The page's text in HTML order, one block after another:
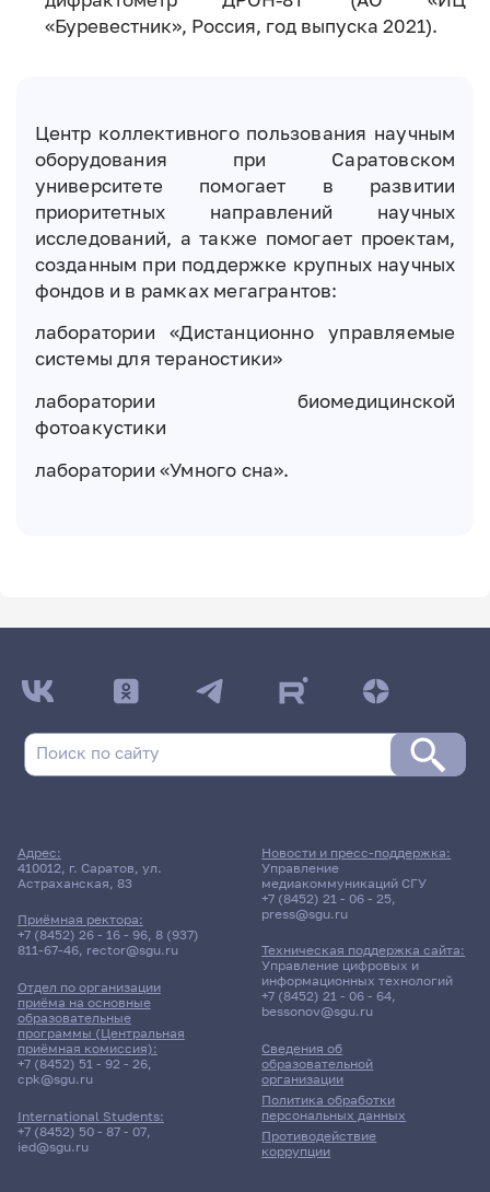
«Буревестник», Россия, год выпуска 2021).
Центр коллективного пользования научным
оборудования при Саратовском
университете помогает в развитии
приоритетных направлений научных
исследований, а также помогает проектам,
созданным при поддержке крупных научных
фондов и в рамках мегагрантов:
лаборатории «Дистанционно управляемые
системы для тераностики»
лаборатории биомедицинской
фотоакустики
лаборатории «Умного сна».
Адрес:
410012, г. Саратов, ул.
Астраханская, 83
Приёмная ректора:
+7 (8452) 26 - 16 - 96, 8 (937)
811-67-46, rector@sgu.ru
Отдел по организации
приёма на основные
образовательные
программы (Центральная
приёмная комиссия):
+7 (8452) 51 - 92 - 26,
cpk@sgu.ru
International Students:
+7 (8452) 50 - 87 - 07,
ied@sgu.ru
Сведения об
образовательной
организации
Политика обработки
персональных данных
Противодействие
коррупции
Новости и пресс-поддержка:
Управление
медиакоммуникаций СГУ
+7 (8452) 21 - 06 - 25,
press@sgu.ru
Техническая поддержка сайта:
Управление цифровых и
информационных технологий
+7 (8452) 21 - 06 - 64,
bessonov@sgu.ru